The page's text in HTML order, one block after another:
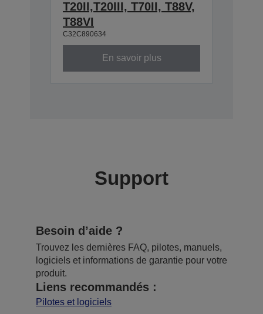
T20II,T20III, T70II, T88V,
T88VI
C32C890634
En savoir plus
Support
Besoin d’aide ?
Trouvez les dernières FAQ, pilotes, manuels,
logiciels et informations de garantie pour votre
produit.
Liens recommandés :
Pilotes et logiciels